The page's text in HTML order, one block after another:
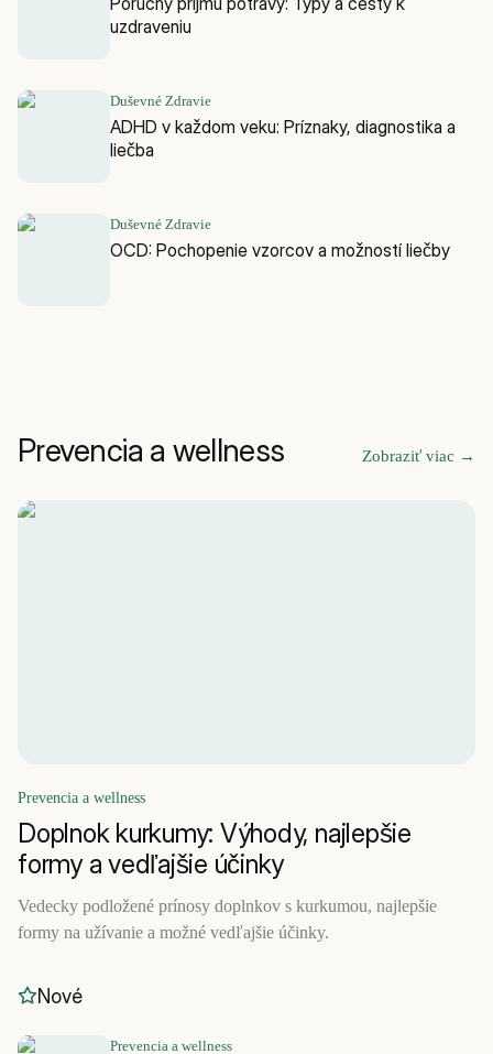
uzdraveniu
Duševné Zdravie
ADHD v každom veku: Príznaky, diagnostika a
liečba
Duševné Zdravie
OCD: Pochopenie vzorcov a možností liečby
Prevencia a wellness Zobraziť viac →
Prevencia a wellness
Doplnok kurkumy: Výhody, najlepšie
formy a vedľajšie účinky
Vedecky podložené prínosy doplnkov s kurkumou, najlepšie
formy na užívanie a možné vedľajšie účinky.
Nové
Prevencia a wellness